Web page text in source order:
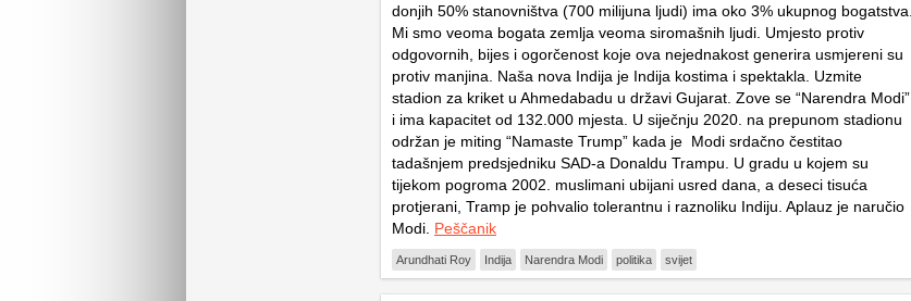
donjih 50% stanovništva (700 milijuna ljudi) ima oko 3% ukupnog bogatstva.
Mi smo veoma bogata zemlja veoma siromašnih ljudi. Umjesto protiv
odgovornih, bijes i ogorčenost koje ova nejednakost generira usmjereni su
protiv manjina. Naša nova Indija je Indija kostima i spektakla. Uzmite
stadion za kriket u Ahmedabadu u državi Gujarat. Zove se “Narendra Modi”
i ima kapacitet od 132.000 mjesta. U siječnju 2020. na prepunom stadionu
održan je miting “Namaste Trump” kada je Modi srdačno čestitao
tadašnjem predsjedniku SAD-a Donaldu Trampu. U gradu u kojem su
tijekom pogroma 2002. muslimani ubijani usred dana, a deseci tisuća
protjerani, Tramp je pohvalio tolerantnu i raznoliku Indiju. Aplauz je naručio
Modi. Peščanik
Arundhati Roy Indija Narendra Modi politika svijet